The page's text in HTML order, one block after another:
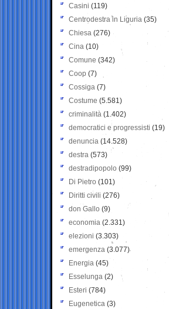
Casini (119)
Centrodestra in Liguria (35)
Chiesa (276)
Cina (10)
Comune (342)
Coop (7)
Cossiga (7)
Costume (5.581)
criminalità (1.402)
democratici e progressisti (19)
denuncia (14.528)
destra (573)
destradipopolo (99)
Di Pietro (101)
Diritti civili (276)
don Gallo (9)
economia (2.331)
elezioni (3.303)
emergenza (3.077)
Energia (45)
Esselunga (2)
Esteri (784)
Eugenetica (3)